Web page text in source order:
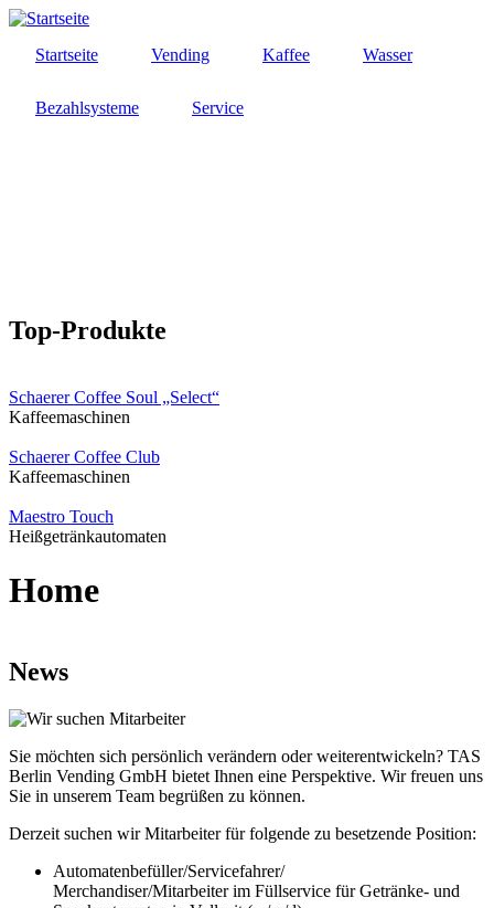
Direkt
InhaltStartseite Vending Kaffee Wasser
Bezahlsysteme Service
Top-Produkte
Schaerer Coffee Soul „Select“
Kaffeemaschinen
Schaerer Coffee Club
Kaffeemaschinen
Maestro Touch
Heißgetränkautomaten
Home
News
Sie möchten sich persönlich verändern oder weiterentwickeln? TAS
Berlin Vending GmbH bietet Ihnen eine Perspektive. Wir freuen uns
Sie in unserem Team begrüßen zu können.
Derzeit suchen wir Mitarbeiter für folgende zu besetzende Position:
Automatenbefüller/Servicefahrer/
Merchandiser/Mitarbeiter im Füllservice für Getränke- und